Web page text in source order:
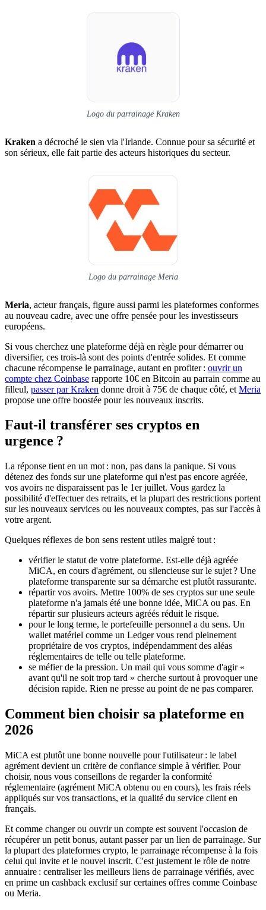
Logo du parrainage Kraken
Kraken a décroché le sien via l'Irlande. Connue pour sa sécurité et
son sérieux, elle fait partie des acteurs historiques du secteur.
Logo du parrainage Meria
Meria, acteur français, figure aussi parmi les plateformes conformes
au nouveau cadre, avec une offre pensée pour les investisseurs
européens.
Si vous cherchez une plateforme déjà en règle pour démarrer ou
diversifier, ces trois-là sont des points d'entrée solides. Et comme
chacune récompense le parrainage, autant en profiter : ouvrir un
compte chez Coinbase rapporte 10€ en Bitcoin au parrain comme au
filleul, passer par Kraken donne droit à 75€ de chaque côté, et Meria
propose une offre boostée pour les nouveaux inscrits.
Faut-il transférer ses cryptos en
urgence ?
La réponse tient en un mot : non, pas dans la panique. Si vous
détenez des fonds sur une plateforme qui n'est pas encore agréée,
vos avoirs ne disparaissent pas le 1er juillet. Vous gardez la
possibilité d'effectuer des retraits, et la plupart des restrictions portent
sur les nouveaux services ou les nouveaux comptes, pas sur l'accès à
votre argent.
Quelques réflexes de bon sens restent utiles malgré tout :
vérifier le statut de votre plateforme. Est-elle déjà agréée
MiCA, en cours d'agrément, ou silencieuse sur le sujet ? Une
plateforme transparente sur sa démarche est plutôt rassurante.
répartir vos avoirs. Mettre 100% de ses cryptos sur une seule
plateforme n'a jamais été une bonne idée, MiCA ou pas. En
répartir sur plusieurs acteurs agréés réduit le risque.
pour le long terme, le portefeuille personnel a du sens. Un
wallet matériel comme un Ledger vous rend pleinement
propriétaire de vos cryptos, indépendamment des aléas
réglementaires de telle ou telle plateforme.
se méfier de la pression. Un mail qui vous somme d'agir «
avant qu'il ne soit trop tard » cherche surtout à provoquer une
décision rapide. Rien ne presse au point de ne pas comparer.
Comment bien choisir sa plateforme en
2026
MiCA est plutôt une bonne nouvelle pour l'utilisateur : le label
agrément devient un critère de confiance simple à vérifier. Pour
choisir, nous vous conseillons de regarder la conformité
réglementaire (agrément MiCA obtenu ou en cours), les frais réels
appliqués sur vos transactions, et la qualité du service client en
français.
Et comme changer ou ouvrir un compte est souvent l'occasion de
récupérer un petit bonus, autant passer par un lien de parrainage. Sur
la plupart des plateformes crypto, le parrainage récompense à la fois
celui qui invite et le nouvel inscrit. C'est justement le rôle de notre
annuaire : centraliser les meilleurs liens de parrainage vérifiés, avec
en prime un cashback exclusif sur certaines offres comme Coinbase
ou Meria.